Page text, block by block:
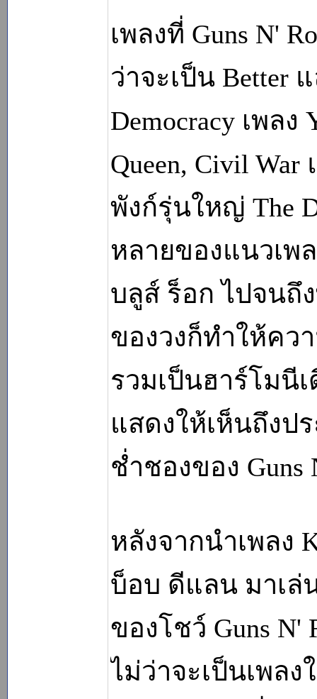
เพลงที่ Guns N'
ว่าจะเป็น Better
Democracy เพลง
Queen, Civil
พังก์รุ่นใหญ่ The
หลายของแนวเพ
บลูส์ ร็อก ไปจนถึ
ของวงก็ทำให้คว
รวมเป็นฮาร์โมนี
แสดงให้เห็นถึงป
ช่ำชองของ Guns
หลังจากนำเพลง
บ็อบ ดีแลน มาเล่
ของโชว์ Guns N'
ไม่ว่าจะเป็นเพลง